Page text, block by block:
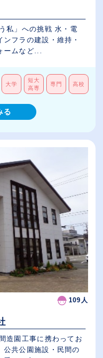
私」への挑戦 水・電
フラの建設・維持・
ームなど...
大学
短大
高専
専門 高校
る
109人
造園工事に携わってお
公共公園施設・民間の